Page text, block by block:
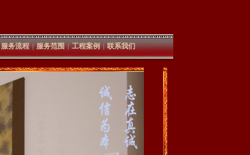
服务流程|服务范围|工程案例|联系我们